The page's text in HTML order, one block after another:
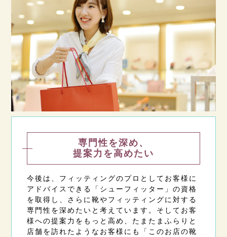
専門性を深め、
提案力を高めたい
今後は、フィッティングのプロとしてお客様に
アドバイスできる「シューフィッター」の資格
を取得し、さらに靴やフィッティングに対する
専門性を深めたいと考えています。そしてお客
様への提案力をもっと高め、たまたまふらりと
店舗を訪れたようなお客様にも「このお店の靴